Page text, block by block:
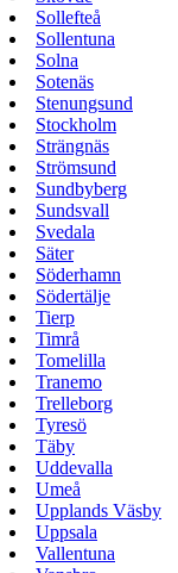
Sollefteå
Sollentuna
Solna
Sotenäs
Stenungsund
Stockholm
Strängnäs
Strömsund
Sundbyberg
Sundsvall
Svedala
Säter
Söderhamn
Södertälje
Tierp
Timrå
Tomelilla
Tranemo
Trelleborg
Tyresö
Täby
Uddevalla
Umeå
Upplands Väsby
Uppsala
Vallentuna